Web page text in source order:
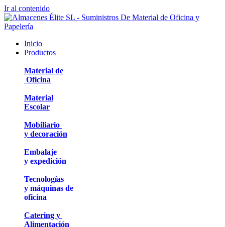
Ir al contenido
Inicio
Productos
Material de
Oficina
Material
Escolar
Mobiliario
y decoración
Embalaje
y expedición
Tecnologías
y máquinas de
oficina
Catering y
Alimentación